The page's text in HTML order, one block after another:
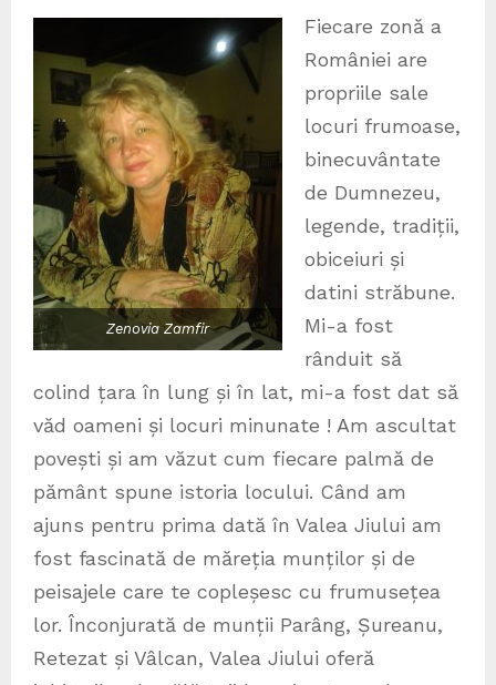
Zenovia Zamfir
Fiecare zonă a
României are
propriile sale
locuri frumoase,
binecuvântate
de Dumnezeu,
legende, tradiții,
obiceiuri și
datini străbune.
Mi-a fost
rânduit să
colind țara în lung și în lat, mi-a fost dat să
văd oameni și locuri minunate ! Am ascultat
povești și am văzut cum fiecare palmă de
pământ spune istoria locului. Când am
ajuns pentru prima dată în Valea Jiului am
fost fascinată de măreția munților și de
peisajele care te copleșesc cu frumusețea
lor. Înconjurată de munții Parâng, Șureanu,
Retezat și Vâlcan, Valea Jiului oferă